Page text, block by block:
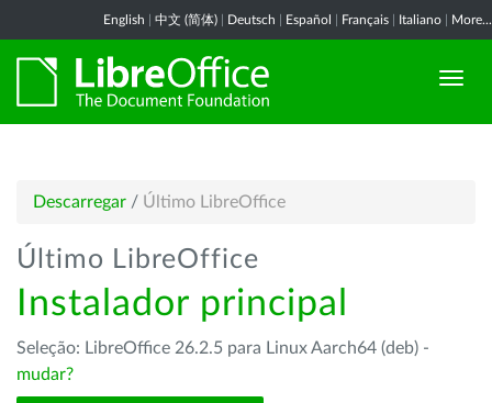
English 中文 (简体) Deutsch Español Français Italiano More...
Descarregar / Último LibreOffice
Último LibreOffice
Instalador principal
Seleção: LibreOffice 26.2.5 para Linux Aarch64 (deb) -
mudar?